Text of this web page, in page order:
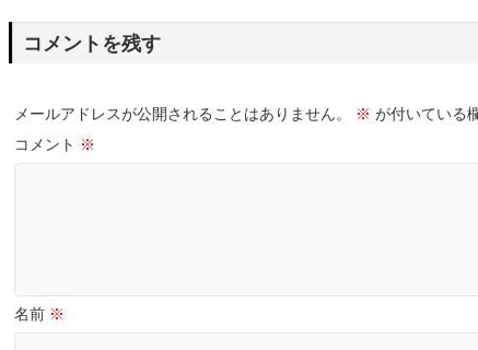
コメントを残す
メールアドレスが公開されることはありません。 ※ が付いている
コメント ※
名前 ※